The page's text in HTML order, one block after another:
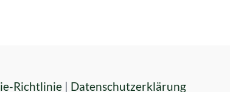
Richtlinie | Datenschutzerklärung